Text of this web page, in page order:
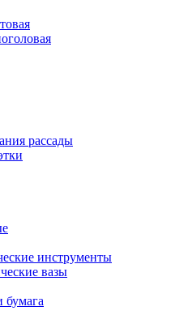
рассады
инструменты
вазы
бумага